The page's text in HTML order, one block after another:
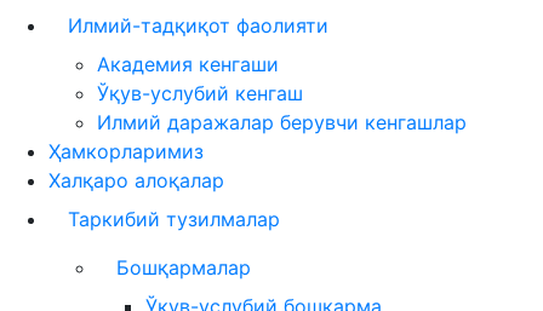
Илмий-тадқиқот фаолияти
Академия кенгаши
Ўқув-услубий кенгаш
Илмий даражалар берувчи кенгашлар
Ҳамкорларимиз
Халқаро алоқалар
Таркибий тузилмалар
Бошқармалар
Ўқув-услубий бошқарма